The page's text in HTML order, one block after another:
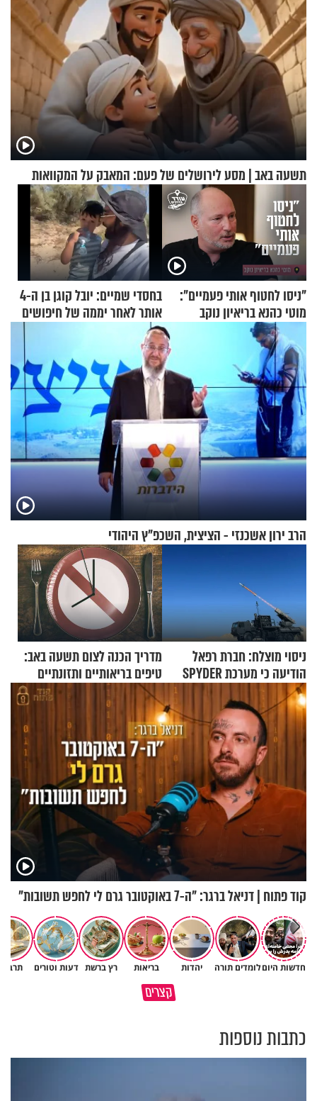
תשעה באב | מסע לירושלים של פעם: המאבק על המקוואות
"ניסו לחטוף אותי פעמיים":
מוטי כהנא בריאיון נוקב
בחסדי שמיים: יובל קוגן בן ה-4
אותר לאחר יממה של חיפושים
הרב ירון אשכנזי - הציצית, השכפ"ץ היהודי
ניסוי מוצלח: חברת רפאל
הודיעה כי מערכת SPYDER
הצליחה ליירט כטב"ם
מדריך הכנה לצום תשעה באב:
טיפים בריאותיים ותזונתיים
לשמירה על הגוף
קוד פתוח | דניאל ברגר: "ה-7 באוקטובר גרם לי לחפש תשובות"
חדשות היוםלומדים תורה יהדות בריאות רץ ברשת דעות וטורים
קצרים
תעצרו לפני שאתם מוציאים דיבה
כתבות נוספות